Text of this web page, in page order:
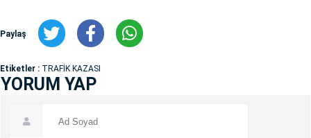
Paylaş
Etiketler : TRAFİK KAZASI
YORUM YAP